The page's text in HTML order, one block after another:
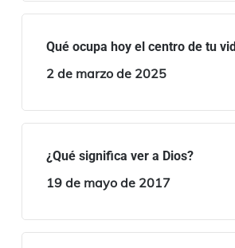
Qué ocupa hoy el centro de tu
2 de marzo de 2025
¿Qué significa ver a Dios?
19 de mayo de 2017